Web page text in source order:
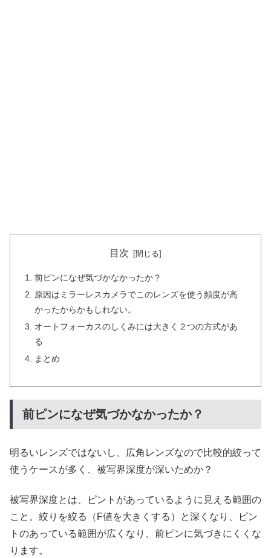
目次
前ピンになぜ気づかなかったか？
原因はミラーレスカメラでこのレンズを使う頻度が高
かったからかもしれない。
オートフォーカスのしくみには大きく２つの方式があ
る
まとめ
前ピンになぜ気づかなかったか？
明るいレンズではないし、広角レンズなので比較的絞って
使うケースが多く、被写界深度が深いためか？
被写界深度とは、ピントがあっているように見える範囲の
こと。絞りを絞る（F値を大きくする）と深くなり、ピン
トのあっている範囲が広くなり、前ピンに気づきにくくな
ります。